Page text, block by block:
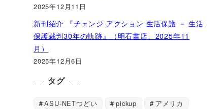
2025年12月11日
新刊紹介 『チェンジ アクション 生活保護 － 生活
保護裁判30年の軌跡』（明石書店、2025年11
月）
2025年12月6日
タグ
ASU-NETつどい pickup
アメリカ